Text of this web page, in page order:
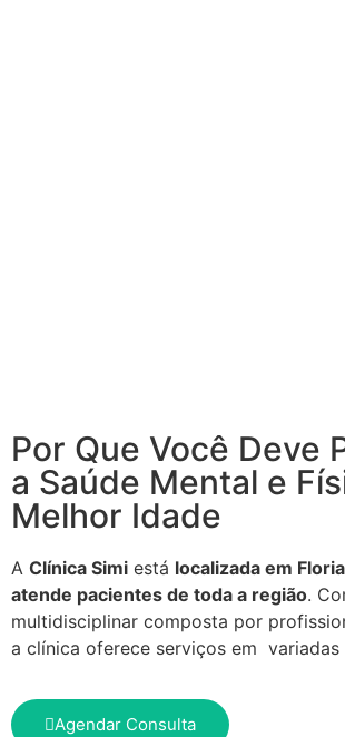
Por Que Você Deve
a Saúde Mental e
Melhor Idade
A Clínica Simi está localizada em
atende pacientes de toda a região.
multidisciplinar composta por
a clínica oferece serviços em variadas
Agendar Consulta